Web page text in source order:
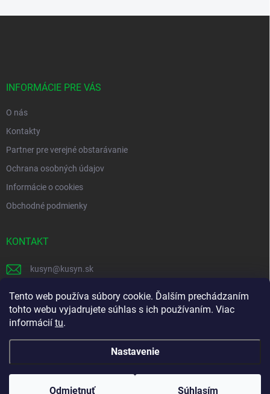
Tento web používa súbory cookie. Ďalším prechádzaním
tohto webu vyjadrujete súhlas s ich používaním. Viac
informácií tu.
Nastavenie
Odmietnuť Súhlasím
INFORMÁCIE PRE VÁS
O nás
Kontakty
Partner pre verejné obstarávanie
Ochrana osobných údajov
Informácie o cookies
Obchodné podmienky
KONTAKT
kusyn@kusyn.sk
+421 903 445 999
labtech_svk
Copyright 2026 . Všetky práva vyhradené.